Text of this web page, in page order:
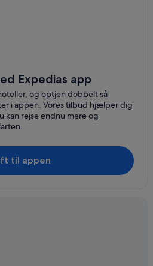
Expedias app
og optjen dobbelt så
i appen. Vores tilbud hjælper dig
kan rejse endnu mere og
til appen